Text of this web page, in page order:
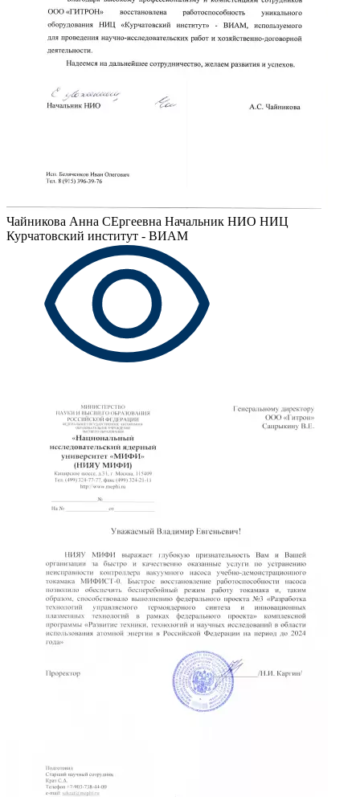
Чайникова Анна СЕргеевна Начальник НИО НИЦ
Курчатовский институт - ВИАМ